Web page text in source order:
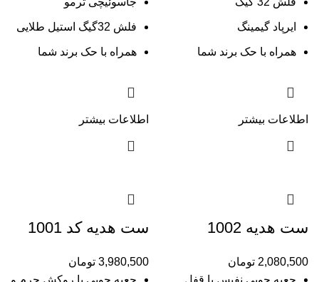
ایرپاد گیمینگ
همراه با حک برند شما
اطلاعات بیشتر
فلش 32گیگ استیل طلایی
همراه با حک برند شما
اطلاعات بیشتر
ست هدیه 1002
2,080,500 تومان
جعبه چوبی نفیس با قفل
ست هدیه کد 1001
3,980,500 تومان
جعبه چوبی با روکش چرم و